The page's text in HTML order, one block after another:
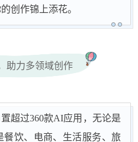
创作锦上添花。
助力多领域创作
超过360款AI应用，无论是
餐饮、电商、生活服务、旅